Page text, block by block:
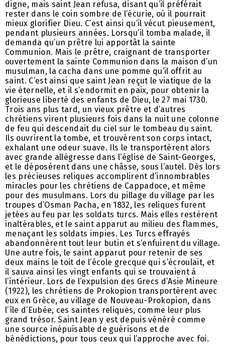
digne, mais saint Jean refusa, disant qu’il préférait
rester dans le coin sombre de l’écurie, où il pourrait
mieux glorifier Dieu. C’est ainsi qu’il vécut pieusement,
pendant plusieurs années. Lorsqu’il tomba malade, il
demanda qu’un prêtre lui apportât la sainte
Communion. Mais le prêtre, craignant de transporter
ouvertement la sainte Communion dans la maison d’un
musulman, la cacha dans une pomme qu’il offrit au
saint. C’est ainsi que saint Jean reçut le viatique de la
vie éternelle, et il s’endormit en paix, pour obtenir la
glorieuse liberté des enfants de Dieu, le 27 mai 1730.
Trois ans plus tard, un vieux prêtre et d’autres
chrétiens virent plusieurs fois dans la nuit une colonne
de feu qui descendait du ciel sur le tombeau du saint.
Ils ouvrirent la tombe, et trouvèrent son corps intact,
exhalant une odeur suave. Ils le transportèrent alors
avec grande allégresse dans l’église de Saint-Georges,
et le déposèrent dans une châsse, sous l’autel. Dès lors
les précieuses reliques accomplirent d’innombrables
miracles pour les chrétiens de Cappadoce, et même
pour des musulmans. Lors du pillage du village par les
troupes d’Osman Pacha, en 1832, les reliques furent
jetées au feu par les soldats turcs. Mais elles restèrent
inaltérables, et le saint apparut au milieu des flammes,
menaçant les soldats impies. Les Turcs effrayés
abandonnèrent tout leur butin et s’enfuirent du village.
Une autre fois, le saint apparut pour retenir de ses
deux mains le toit de l’école grecque qui s’écroulait, et
il sauva ainsi les vingt enfants qui se trouvaient à
l’intérieur. Lors de l’expulsion des Grecs d’Asie Mineure
(1922), les chrétiens de Prokopion transportèrent avec
eux en Grèce, au village de Nouveau-Prokopion, dans
l’île d’Eubée, ces saintes reliques, comme leur plus
grand trésor. Saint Jean y est depuis vénéré comme
une source inépuisable de guérisons et de
bénédictions, pour tous ceux qui l’approche avec foi.